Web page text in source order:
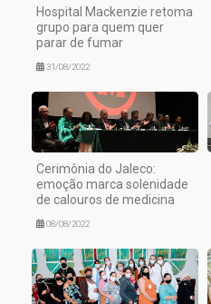
Hospital Mackenzie retoma
grupo para quem quer
parar de fumar
31/08/2022
Cerimônia do Jaleco:
emoção marca solenidade
de calouros de medicina
08/08/2022